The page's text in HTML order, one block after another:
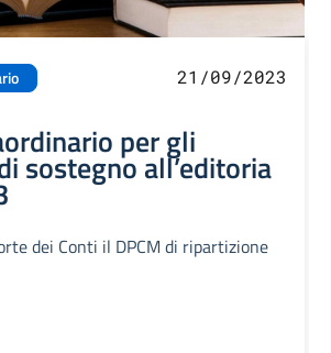
21/09/2023
per gli
sostegno all’editoria
dei Conti il DPCM di ripartizione